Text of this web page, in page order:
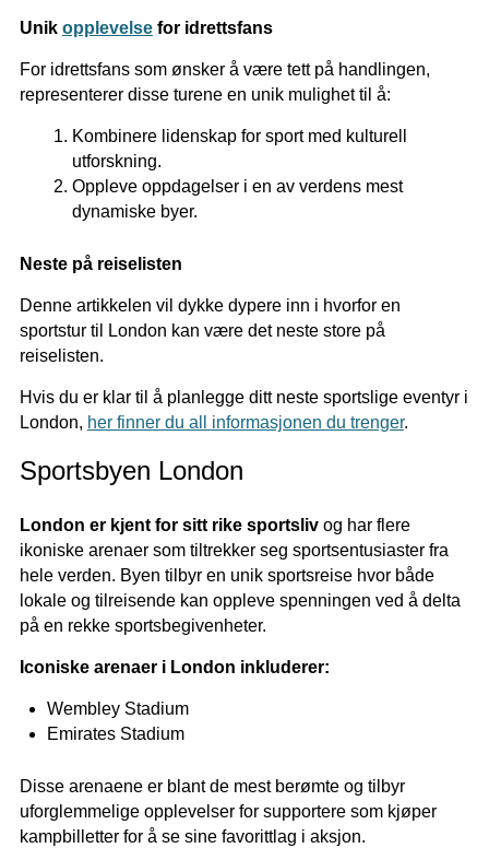
Unik opplevelsefor idrettsfans
For idrettsfans som ønsker å være tett på handlingen,
representerer disse turene en unik mulighet til å:
Kombinere lidenskap for sport med kulturell
utforskning.
Oppleve oppdagelser i en av verdens mest
dynamiske byer.
Neste på reiselisten
Denne artikkelen vil dykke dypere inn i hvorfor en
sportstur til London kan være det neste store på
reiselisten.
Hvis du er klar til å planlegge ditt neste sportslige eventyr i
London, her finner du all informasjonen du trenger.
Sportsbyen London
London er kjent for sitt rike sportslivog har flere
ikoniske arenaer som tiltrekker seg sportsentusiaster fra
hele verden. Byen tilbyr en unik sportsreise hvor både
lokale og tilreisende kan oppleve spenningen ved å delta
på en rekke sportsbegivenheter.
Iconiske arenaer i London inkluderer:
Wembley Stadium
Emirates Stadium
Disse arenaene er blant de mest berømte og tilbyr
uforglemmelige opplevelser for supportere som kjøper
kampbilletter for å se sine favorittlag i aksjon.